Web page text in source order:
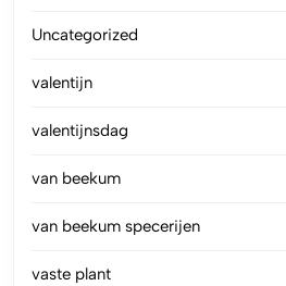
Uncategorized
valentijn
valentijnsdag
van beekum
van beekum specerijen
vaste plant